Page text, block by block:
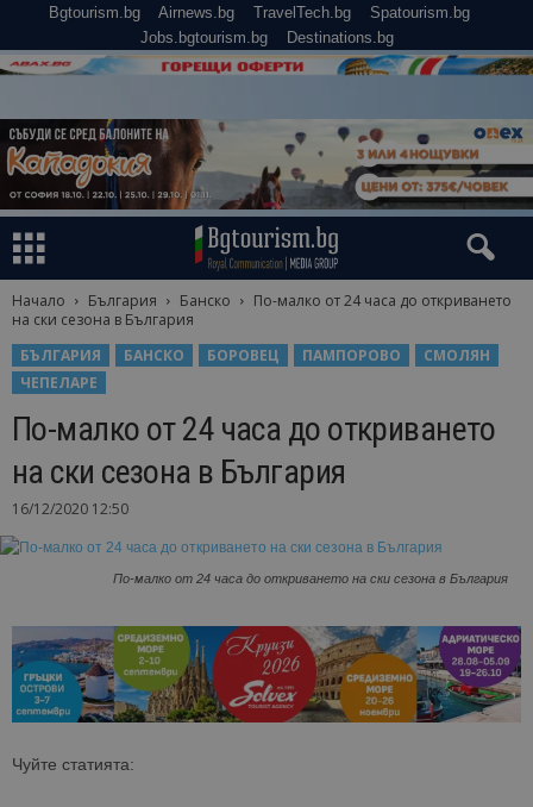
Bgtourism.bg Airnews.bg TravelTech.bg
Spatourism.bg
Jobs.bgtourism.bg
Destinations.bg
Начало България Банско
По-малко от 24 часа до откриването
на ски сезона в България
БЪЛГАРИЯ
БАНСКО БОРОВЕЦ ПАМПОРОВО
СМОЛЯН
ЧЕПЕЛАРЕ
По-малко от 24 часа до откриването
на ски сезона в България
16/12/2020 12:50
По-малко от 24 часа до откриването на ски сезона в България
Чуйте статията: